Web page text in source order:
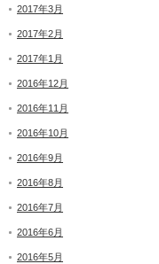
2017年3月
2017年2月
2017年1月
2016年12月
2016年11月
2016年10月
2016年9月
2016年8月
2016年7月
2016年6月
2016年5月